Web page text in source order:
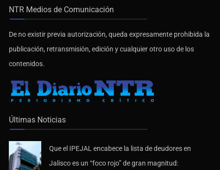
NTR Medios de Comunicación
De no existir previa autorización, queda expresamente prohibida la
publicación, retransmisión, edición y cualquier otro uso de los
contenidos.
Últimas Noticias
Que el IPEJAL encabece la lista de deudores en
Jalisco es un “foco rojo” de gran magnitud: